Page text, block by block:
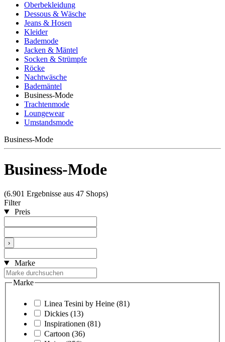
Oberbekleidung
Dessous & Wäsche
Jeans & Hosen
Kleider
Bademode
Jacken & Mäntel
Socken & Strümpfe
Röcke
Nachtwäsche
Bademäntel
Business-Mode
Trachtenmode
Loungewear
Umstandsmode
Business-Mode
Business-Mode
(6.901 Ergebnisse aus 47 Shops)
Filter
Preis
›
Marke
Marke
Linea Tesini by Heine (81)
Dickies (13)
Inspirationen (81)
Cartoon (36)